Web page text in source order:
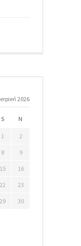
2026
S N
1 2
8 9
15 16
22 23
29 30